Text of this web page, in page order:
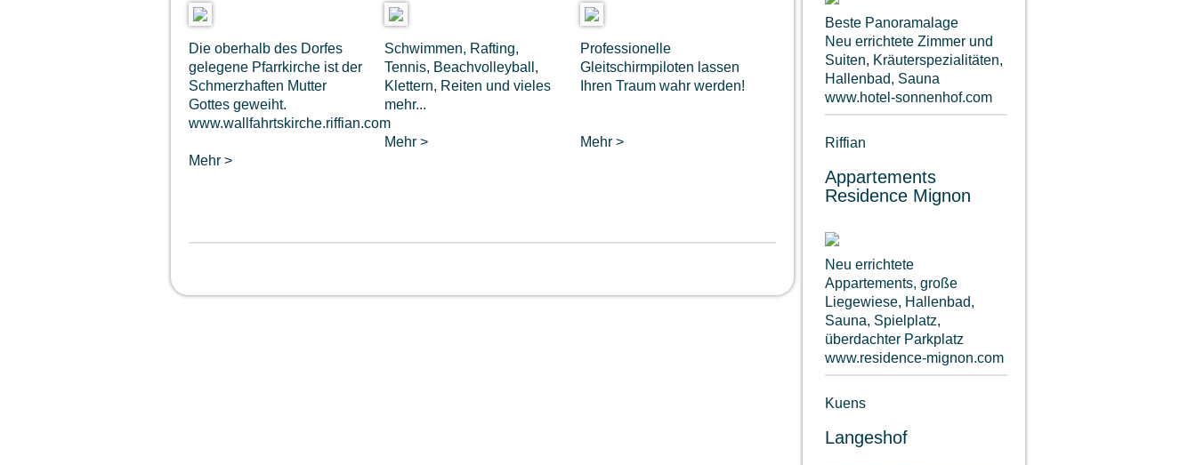
Die oberhalb des Dorfes
gelegene Pfarrkirche ist der
Schmerzhaften Mutter
Gottes geweiht.
www.wallfahrtskirche.riffian.com
Mehr >
Schwimmen, Rafting,
Tennis, Beachvolleyball,
Klettern, Reiten und vieles
mehr...
Mehr >
Professionelle
Gleitschirmpiloten lassen
Ihren Traum wahr werden!
Mehr >
Beste Panoramalage
Neu errichtete Zimmer und
Suiten, Kräuterspezialitäten,
Hallenbad, Sauna
www.hotel-sonnenhof.com
Riffian
Appartements
Residence Mignon
Neu errichtete
Appartements, große
Liegewiese, Hallenbad,
Sauna, Spielplatz,
überdachter Parkplatz
www.residence-mignon.com
Kuens
Langeshof